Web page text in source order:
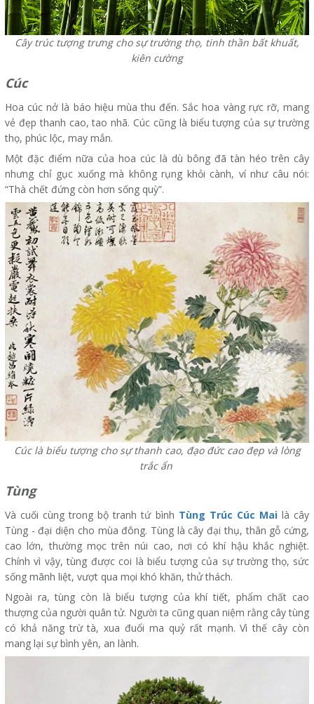
Cây trúc tượng trưng cho sự trường thọ, tinh thần bất khuất,
kiên cường
Cúc
Hoa cúc nở là báo hiệu mùa thu đến. Sắc hoa vàng rực rỡ, mang
vẻ đẹp thanh cao, tao nhã. Cúc cũng là biểu tượng của sự trường
thọ, phúc lộc, may mắn.
Một đặc điểm nữa của hoa cúc là dù bông đã tàn héo trên cây
nhưng chỉ gục xuống mà không rụng khỏi cành, ví như câu nói:
“Thà chết đứng còn hơn sống quỳ”.
Cúc là biểu tượng cho sự thanh cao, đạo đức cao đẹp và lòng
trắc ẩn
Tùng
Và cuối cùng trong bộ tranh tứ bình Tùng Trúc Cúc Mailà cây
Tùng - đại diện cho mùa đông. Tùng là cây đại thụ, thân gỗ cứng,
cao lớn, thường mọc trên núi cao, nơi có khí hậu khắc nghiệt.
Chính vì vậy, tùng được coi là biểu tượng của sự trường thọ, sức
sống mãnh liệt, vượt qua mọi khó khăn, thử thách.
Ngoài ra, tùng còn là biểu tượng của khí tiết, phẩm chất cao
thượng của người quân tử. Người ta cũng quan niệm rằng cây tùng
có khả năng trừ tà, xua đuổi ma quỷ rất mạnh. Vì thế cây còn
mang lại sự bình yên, an lành.